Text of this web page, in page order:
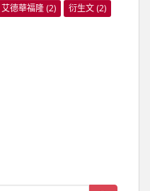
艾德華福隆 (2) 衍生文 (2)